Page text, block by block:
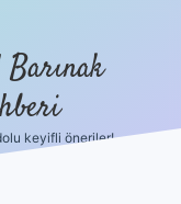
keyifli öneriler!